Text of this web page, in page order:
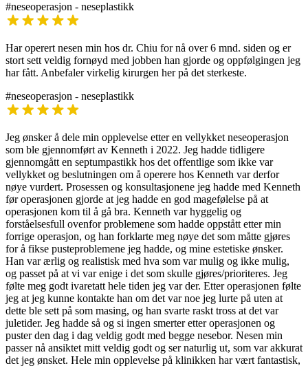
#neseoperasjon - neseplastikk
Har operert nesen min hos dr. Chiu for nå over 6 mnd. siden og er
stort sett veldig fornøyd med jobben han gjorde og oppfølgingen jeg
har fått. Anbefaler virkelig kirurgen her på det sterkeste.
#neseoperasjon - neseplastikk
Jeg ønsker å dele min opplevelse etter en vellykket neseoperasjon
som ble gjennomført av Kenneth i 2022. Jeg hadde tidligere
gjennomgått en septumpastikk hos det offentlige som ikke var
vellykket og beslutningen om å operere hos Kenneth var derfor
nøye vurdert. Prosessen og konsultasjonene jeg hadde med Kenneth
før operasjonen gjorde at jeg hadde en god magefølelse på at
operasjonen kom til å gå bra. Kenneth var hyggelig og
forståelsesfull ovenfor problemene som hadde oppstått etter min
forrige operasjon, og han forklarte meg nøye det som måtte gjøres
for å fikse pusteproblemene jeg hadde, og mine estetiske ønsker.
Han var ærlig og realistisk med hva som var mulig og ikke mulig,
og passet på at vi var enige i det som skulle gjøres/prioriteres. Jeg
følte meg godt ivaretatt hele tiden jeg var der. Etter operasjonen følte
jeg at jeg kunne kontakte han om det var noe jeg lurte på uten at
dette ble sett på som masing, og han svarte raskt tross at det var
juletider. Jeg hadde så og si ingen smerter etter operasjonen og
puster den dag i dag veldig godt med begge nesebor. Nesen min
passer nå ansiktet mitt veldig godt og ser naturlig ut, som var akkurat
det jeg ønsket. Hele min opplevelse på klinikken har vært fantastisk,